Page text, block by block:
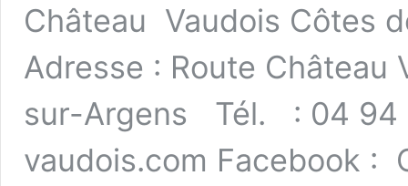
Château Vaudois Côtes
Adresse : Route
sur-Argens Tél. : 04 94
vaudois.com Facebook :